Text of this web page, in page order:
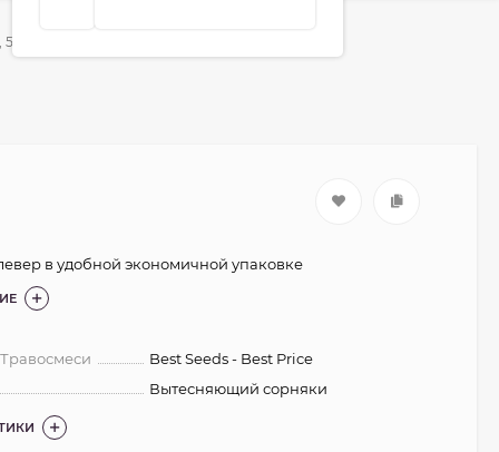
кг
в удобной экономичной упаковке
Best Seeds - Best Price
Вытесняющий сорняки